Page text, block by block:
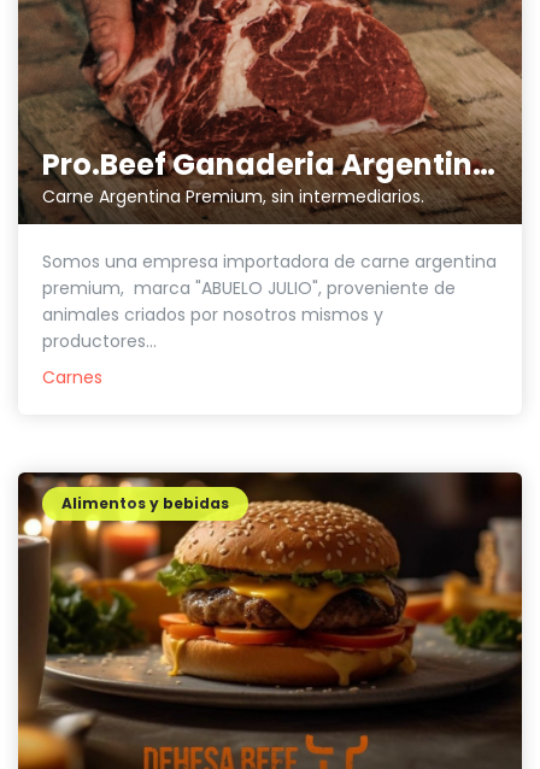
Pro.Beef Ganaderia Argentina SL
Carne Argentina Premium, sin intermediarios.
Somos una empresa importadora de carne argentina
premium, marca "ABUELO JULIO", proveniente de
animales criados por nosotros mismos y
productores...
Carnes
Alimentos y bebidas